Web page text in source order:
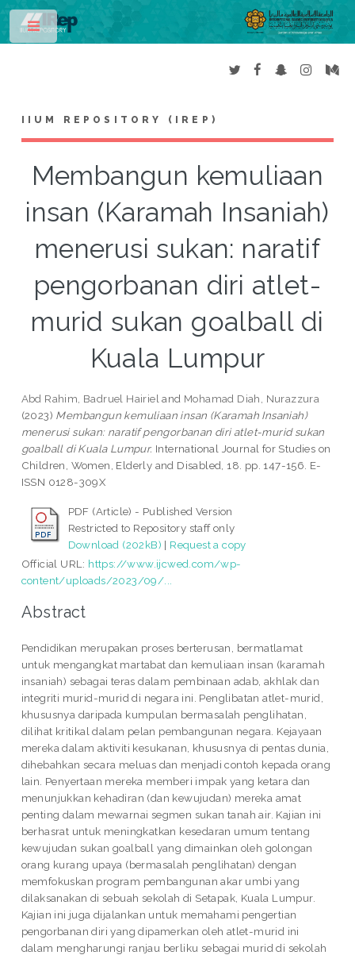
IIUM REPOSITORY (IREP)
Membangun kemuliaan
insan (Karamah Insaniah)
menerusi sukan: naratif
pengorbanan diri atlet-
murid sukan goalball di
Kuala Lumpur
Abd Rahim, Badruel Hairiel and Mohamad Diah, Nurazzura
(2023) Membangun kemuliaan insan (Karamah Insaniah)
menerusi sukan: naratif pengorbanan diri atlet-murid sukan
goalball di Kuala Lumpur. International Journal for Studies on
Children, Women, Elderly and Disabled, 18. pp. 147-156. E-
ISSN 0128-309X
PDF (Article) - Published Version
Restricted to Repository staff only
Download (202kB) | Request a copy
Official URL: https://www.ijcwed.com/wp-
content/uploads/2023/09/...
Abstract
Pendidikan merupakan proses berterusan, bermatlamat
untuk mengangkat martabat dan kemuliaan insan (karamah
insaniah) sebagai teras dalam pembinaan adab, akhlak dan
integriti murid-murid di negara ini. Penglibatan atlet-murid,
khususnya daripada kumpulan bermasalah penglihatan,
dilihat kritikal dalam pelan pembangunan negara. Kejayaan
mereka dalam aktiviti kesukanan, khususnya di pentas dunia,
dihebahkan secara meluas dan menjadi contoh kepada orang
lain. Penyertaan mereka memberi impak yang ketara dan
menunjukkan kehadiran (dan kewujudan) mereka amat
penting dalam mewarnai segmen sukan tanah air. Kajian ini
berhasrat untuk meningkatkan kesedaran umum tentang
kewujudan sukan goalball yang dimainkan oleh golongan
orang kurang upaya (bermasalah penglihatan) dengan
memfokuskan program pembangunan akar umbi yang
dilaksanakan di sebuah sekolah di Setapak, Kuala Lumpur.
Kajian ini juga dijalankan untuk memahami pengertian
pengorbanan diri yang dipamerkan oleh atlet-murid ini
dalam mengharungi ranjau berliku sebagai murid di sekolah
Toggle